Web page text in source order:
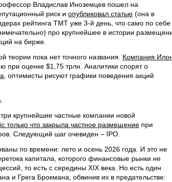
Владислав Иноземцев пошел на
риск и опубликовал статью (она в
рейтинга ТМТ уже 3-й день, что само по себе
про крупнейшее в истории
на бирже.
теории пока нет точного названия. Компания
при оценке $1,75 трлн. Аналитики спорят о
, оптимисты рисуют графики поведения акций
крупнейшие частные компании новой
только что закрыла частное размещение при
Следующий шаг очевиден – IPO.
по времени: лето и осень 2026 года. И это не
капитала, которого финансовые рынки не
то есть с середины XIX века. Но есть один
и Грега Брокмана, обвинив их в предательстве: